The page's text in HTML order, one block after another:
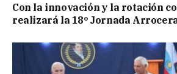
Con la innovación y la rotación
realizará la 18º Jornada